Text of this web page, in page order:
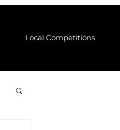
Local Competitions